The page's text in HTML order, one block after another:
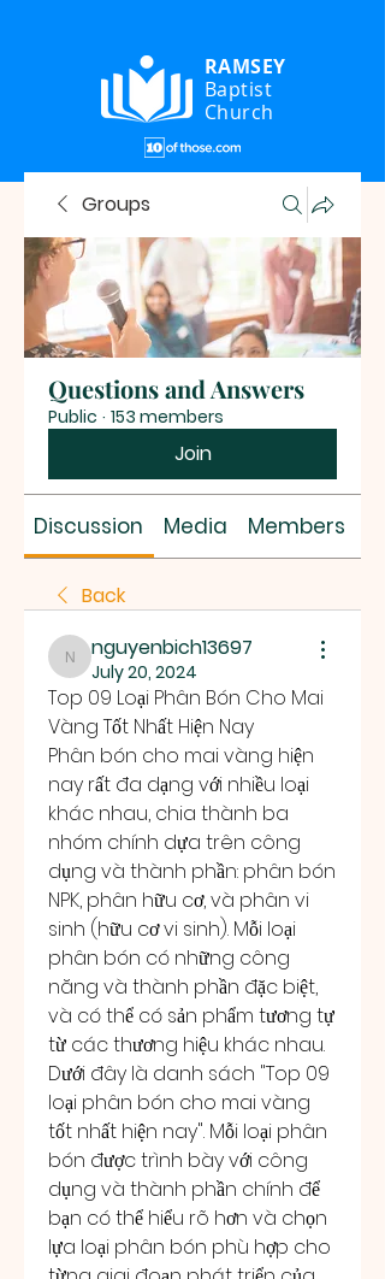
RAMSEY
Baptist
Church
Groups
Questions and Answers
Public · 153 members
Join
Discussion Media Members
Back
nguyenbich13697
nguyenbich13697
July 20, 2024
Top 09 Loại Phân Bón Cho Mai
Vàng Tốt Nhất Hiện Nay
Phân bón cho mai vàng hiện
nay rất đa dạng với nhiều loại
khác nhau, chia thành ba
nhóm chính dựa trên công
dụng và thành phần: phân bón
NPK, phân hữu cơ, và phân vi
sinh (hữu cơ vi sinh). Mỗi loại
phân bón có những công
năng và thành phần đặc biệt,
và có thể có sản phẩm tương tự
từ các thương hiệu khác nhau.
Dưới đây là danh sách "Top 09
loại phân bón cho mai vàng
tốt nhất hiện nay". Mỗi loại phân
bón được trình bày với công
dụng và thành phần chính để
bạn có thể hiểu rõ hơn và chọn
lựa loại phân bón phù hợp cho